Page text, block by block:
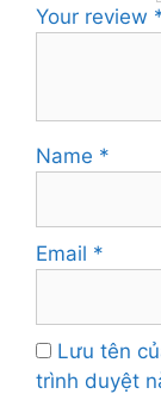
Your review
Name *
Email *
Lưu tên
trình duyệt